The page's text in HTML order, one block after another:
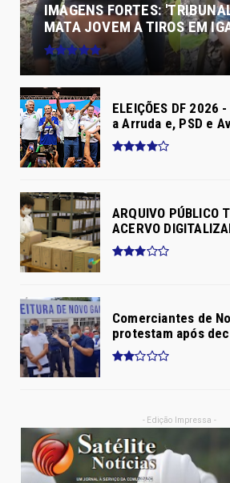
IMAGENS FORTES:
MATA JOVEM A TIROS EM
ELEIÇÕES DF
a Arruda e, PSD e
ARQUIVO PÚBLICO
ACERVO
Comerciantes de
protestam após
- Edição Impressa -